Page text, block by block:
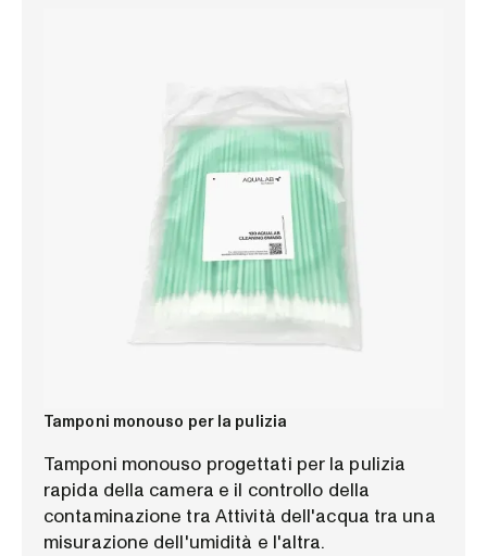
Tamponi monouso per la pulizia
Tamponi monouso progettati per la pulizia
rapida della camera e il controllo della
contaminazione tra Attività dell'acqua tra una
misurazione dell'umidità e l'altra.